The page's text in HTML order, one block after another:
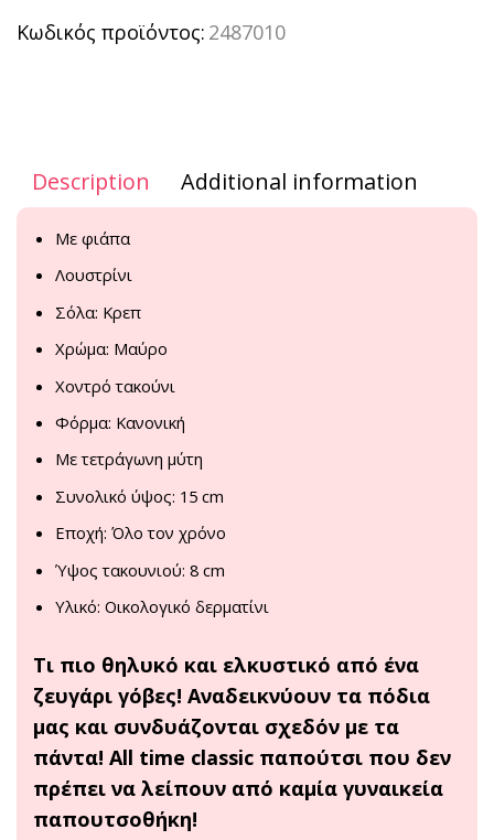
Κωδικός προϊόντος: 2487010
Description Additional information
Με φιάπα
Λουστρίνι
Σόλα: Κρεπ
Χρώμα: Μαύρο
Χοντρό τακούνι
Φόρμα: Κανονική
Με τετράγωνη μύτη
Συνολικό ύψος: 15 cm
Εποχή: Όλο τον χρόνο
Ύψος τακουνιού: 8 cm
Υλικό: Οικολογικό δερματίνι
Τι πιο θηλυκό και ελκυστικό από ένα
ζευγάρι γόβες! Αναδεικνύουν τα πόδια
μας και συνδυάζονται σχεδόν με τα
πάντα! All time classic παπούτσι που δεν
πρέπει να λείπουν από καμία γυναικεία
παπουτσοθήκη!